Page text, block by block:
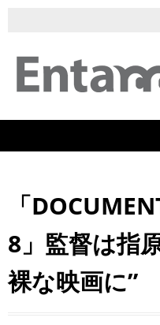
「
8」監督は指
裸な映画に”